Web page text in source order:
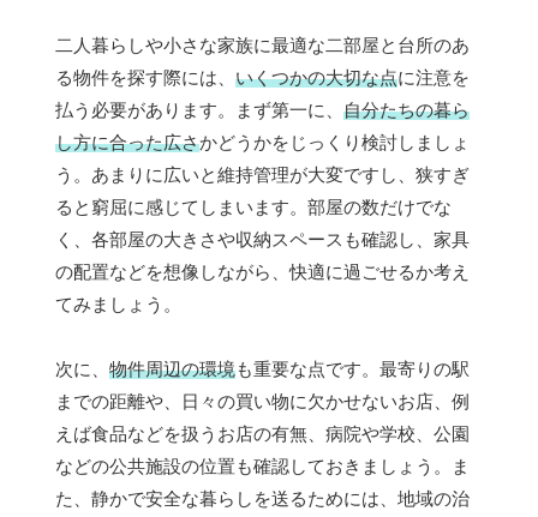
二人暮らしや小さな家族に最適な二部屋と台所のあ
る物件を探す際には、 いくつかの大切な点に注意を
払う必要があります。まず第一に、 自分たちの暮ら
し方に合った広さかどうかをじっくり検討しましょ
う。あまりに広いと維持管理が大変ですし、狭すぎ
ると窮屈に感じてしまいます。部屋の数だけでな
く、各部屋の大きさや収納スペースも確認し、家具
の配置などを想像しながら、快適に過ごせるか考え
てみましょう。
次に、 物件周辺の環境も重要な点です。最寄りの駅
までの距離や、日々の買い物に欠かせないお店、例
えば食品などを扱うお店の有無、病院や学校、公園
などの公共施設の位置も確認しておきましょう。ま
た、静かで安全な暮らしを送るためには、地域の治